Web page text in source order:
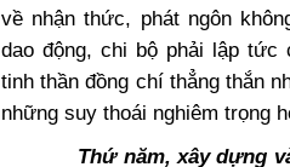
về nhận thức, phát ngôn
dao động, chi bộ phải lập tức
tinh thần đồng chí thẳng thắn
những suy thoái nghiêm trọng
Thứ năm, xây dựng